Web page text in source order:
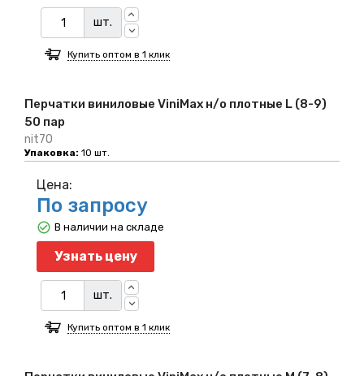
Перчатки виниловые ViniMax н/о плотные L (8-9)
50 пар
nit70
Упаковка: 10 шт.
шт.
Купить оптом в 1 клик
Цена:
По запросу
Узнать цену
шт.
В наличии на складе
Купить оптом в 1 клик